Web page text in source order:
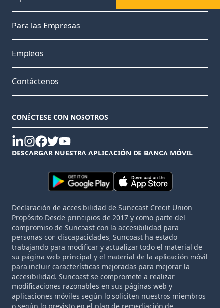
Para las Empresas
Empleos
Contáctenos
CONÉCTESE CON NOSOTROS
linkedin
instagram
facebook
twitteryoutube
DESCARGAR NUESTRA APLICACIÓN DE BANCA MÓVIL
Declaración de accesibilidad de Suncoast Credit Union
Propósito Desde principios de 2017 y como parte del
compromiso de Suncoast con la accesibilidad para
personas con discapacidades, Suncoast ha estado
trabajando para modificar y actualizar todo el material de
su página web principal y el material de la aplicación móvil
para incluir características mejoradas para mejorar la
accesibilidad. Suncoast se compromete a realizar
modificaciones razonables en sus páginas web y
aplicaciones móviles según lo soliciten nuestros miembros
o según lo previsto en el plan de remediación de